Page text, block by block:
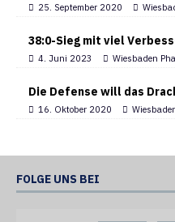
25. September 2020
38:0-Sieg mit viel
4. Juni 2023 Wiesbaden
Die Defense will das
16. Oktober 2020
FOLGE UNS BEI